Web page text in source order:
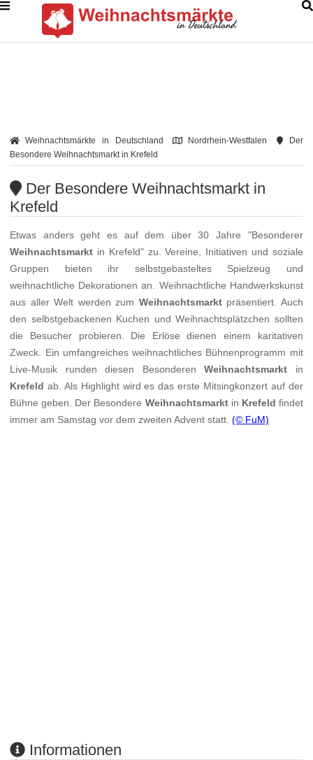
Weihnachtsmärkte in Deutschland Nordrhein-Westfalen
Der
Besondere Weihnachtsmarkt in Krefeld
Der Besondere Weihnachtsmarkt in
Krefeld
Etwas anders geht es auf dem über 30 Jahre "Besonderer
Weihnachtsmarkt in Krefeld" zu. Vereine, Initiativen und soziale
Gruppen bieten ihr selbstgebasteltes Spielzeug und
weihnachtliche Dekorationen an. Weihnachtliche Handwerkskunst
aus aller Welt werden zum Weihnachtsmarktpräsentiert. Auch
den selbstgebackenen Kuchen und Weihnachtsplätzchen sollten
die Besucher probieren. Die Erlöse dienen einem karitativen
Zweck. Ein umfangreiches weihnachtliches Bühnenprogramm mit
Live-Musik runden diesen BesonderenWeihnachtsmarkt in
Krefeld ab. Als Highlight wird es das erste Mitsingkonzert auf der
Bühne geben. Der Besondere Weihnachtsmarktin Krefeld findet
immer am Samstag vor dem zweiten Advent statt.(© FuM)
Informationen